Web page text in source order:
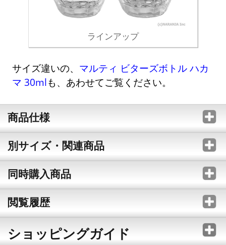
ラインアップ
サイズ違いの、 マルティ ビターズボトル ハカ
マ 30mlも、あわせてご覧ください。
商品仕様
別サイズ・関連商品
同時購入商品
閲覧履歴
ショッピングガイド